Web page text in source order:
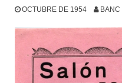
OCTUBRE DE 1954